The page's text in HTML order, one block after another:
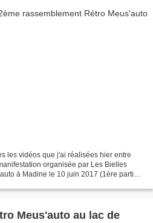
les vidéos que j'ai réalisées hier entre
organisée par Les Bielles
à Madine le 10 juin 2017 (1ère partie)
Meus'auto au lac de